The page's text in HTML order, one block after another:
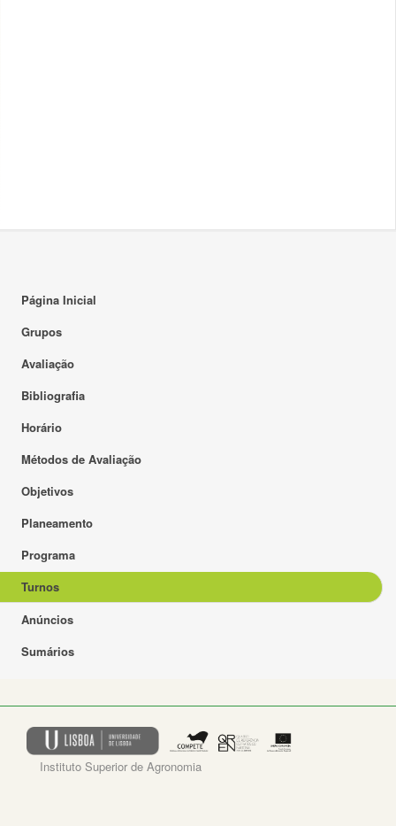
Página Inicial
Grupos
Avaliação
Bibliografia
Horário
Métodos de Avaliação
Objetivos
Planeamento
Programa
Turnos
Anúncios
Sumários
Instituto Superior de Agronomia